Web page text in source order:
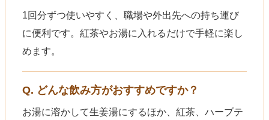
1回分ずつ使いやすく、職場や外出先への持ち運び
に便利です。紅茶やお湯に入れるだけで手軽に楽し
めます。
Q. どんな飲み方がおすすめですか？
お湯に溶かして生姜湯にするほか、紅茶、ハーブテ